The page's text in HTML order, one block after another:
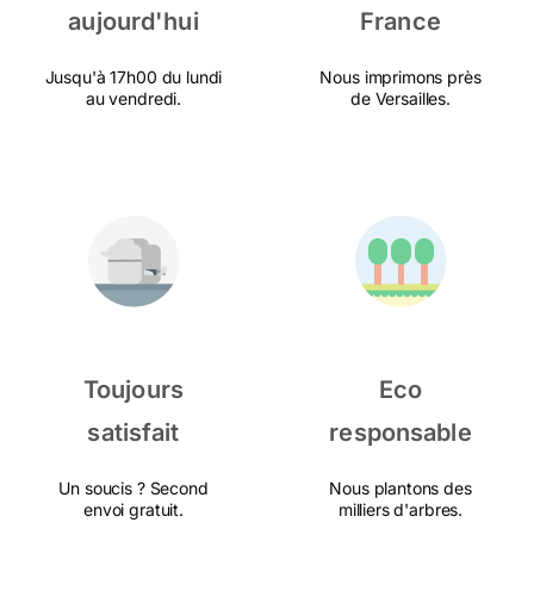
aujourd'hui
Jusqu'à 17h00 du lundi
au vendredi.
France
Nous imprimons près
de Versailles.
Toujours
satisfait
Un soucis ? Second
envoi gratuit.
Eco
responsable
Nous plantons des
milliers d'arbres.